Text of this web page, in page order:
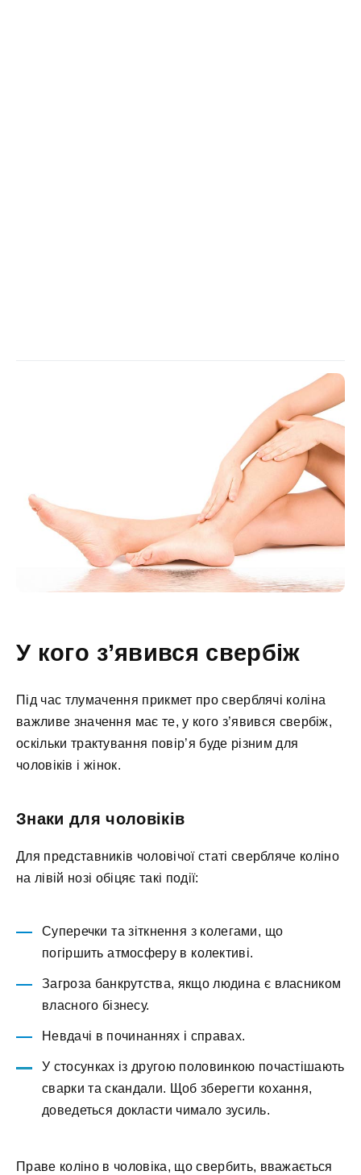
У кого з’явився свербіж
Під час тлумачення прикмет про сверблячі коліна
важливе значення має те, у кого з’явився свербіж,
оскільки трактування повір’я буде різним для
чоловіків і жінок.
Знаки для чоловіків
Для представників чоловічої статі свербляче коліно
на лівій нозі обіцяє такі події:
Суперечки та зіткнення з колегами, що
погіршить атмосферу в колективі.
Загроза банкрутства, якщо людина є власником
власного бізнесу.
Невдачі в починаннях і справах.
У стосунках із другою половинкою почастішають
сварки та скандали. Щоб зберегти кохання,
доведеться докласти чимало зусиль.
Праве коліно в чоловіка, що свербить, вважається